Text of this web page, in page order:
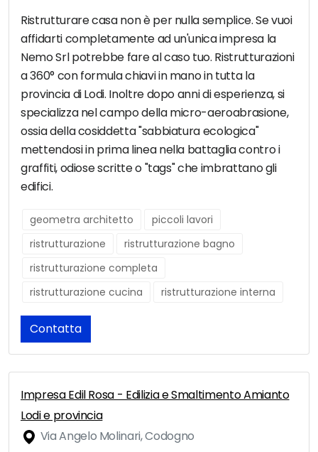
Ristrutturare casa non è per nulla semplice. Se vuoi
affidarti completamente ad un'unica impresa la
Nemo Srl potrebbe fare al caso tuo. Ristrutturazioni
a 360° con formula chiavi in mano in tutta la
provincia di Lodi. Inoltre dopo anni di esperienza, si
specializza nel campo della micro-aeroabrasione,
ossia della cosiddetta "sabbiatura ecologica"
mettendosi in prima linea nella battaglia contro i
graffiti, odiose scritte o "tags" che imbrattano gli
edifici.
geometra architetto
piccoli lavori
ristrutturazione
ristrutturazione bagno
ristrutturazione completa
ristrutturazione cucina
ristrutturazione interna
Contatta
Impresa Edil Rosa - Edilizia e Smaltimento Amianto
Lodi e provincia
Via Angelo Molinari, Codogno